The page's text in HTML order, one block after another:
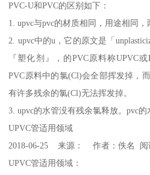
PVC-U和PVC的区别如下：
1. upvc与pvc的材质相同，用途相同，
2. upvc中的u，它的原文是「
『塑化剂』，的PVC原料称UPVC
PVC原料中的氯(Cl)会全部挥发掉，
有许多残余的氯(Cl)无法挥发掉。
3. upvc的水管没有残余氯释放。pvc的
UPVC管适用领域
2018-06-25 来源： 作者：佚名 阅
UPVC管适用领域：